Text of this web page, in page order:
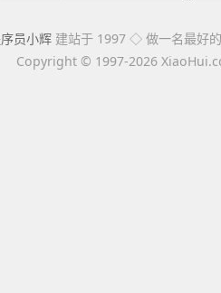
员小辉 建站于 1997 ◇ 做一名最好的
Copyright © 1997-2026